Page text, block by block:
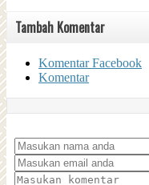
Tambah Komentar
Komentar Facebook
Komentar